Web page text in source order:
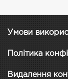
Умови
Політика
Видалення